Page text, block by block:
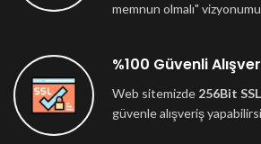
memnun olmalı"
%100 Güvenli
Web sitemizde 256Bit SSL
güvenle alışveriş